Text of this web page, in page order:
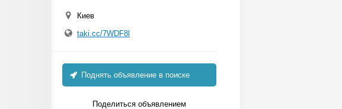
Киев
taki.cc/7WDF8l
Поднять объявление в поиске
Поделиться объявлением